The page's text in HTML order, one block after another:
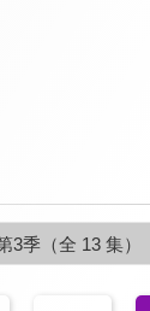
3季 （全 13 集）